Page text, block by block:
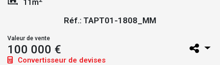
11m
Réf.: TAPT01-1808_MM
Valeur de vente
100 000 €
Convertisseur de devises